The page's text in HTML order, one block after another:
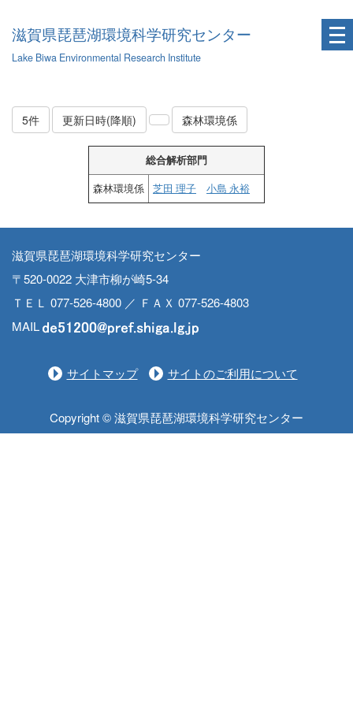
滋賀県琵琶湖環境科学研究センター
Lake Biwa Environmental Research Institute
5件 更新日時(降順) 森林環境係
総合解析部門
森林環境係
芝田 理子 小島 永裕
滋賀県琵琶湖環境科学研究センター
〒520-0022 大津市柳が崎5-34
ＴＥＬ 077-526-4800 ／ ＦＡＸ 077-526-4803
MAIL
サイトマップ サイトのご利用について
Copyright © 滋賀県琵琶湖環境科学研究センター